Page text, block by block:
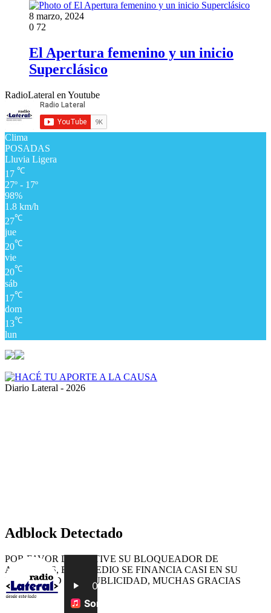
8 marzo, 2024
0 72
El Apertura femenino y un inicio
Superclásico
RadioLateral en Youtube
Clima
POSADAS
Lluvia Ligera
17 ℃
27º - 17º
98%
1.8 km/h
27℃
jue
20℃
vie
20℃
sáb
17℃
dom
13℃
lun
Diario Lateral - 2026
Adblock Detectado
POR FAVOR DESACTIVE SU BLOQUEADOR DE
ANUNCIOS, ESTE MEDIO SE FINANCIA CASI EN SU
TOTALIDAD CON PUBLICIDAD, MUCHAS GRACIAS